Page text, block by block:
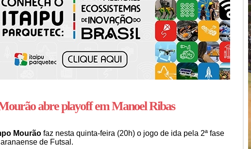
abre playoff em Manoel Ribas
Mourão faz nesta quinta-feira (20h) o jogo de ida pela 2ª fase
de Futsal.